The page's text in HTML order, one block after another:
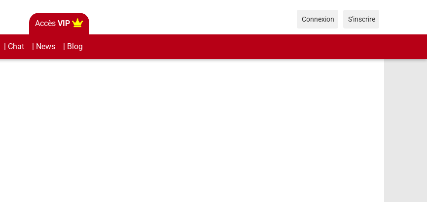
Accès VIP
| Chat | News | Blog
Connexion S'inscrire